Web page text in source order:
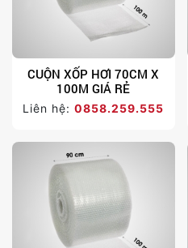
CUỘN XỐP HƠI 70CM X
100M GIÁ RẺ
Liên hệ:0858.259.555